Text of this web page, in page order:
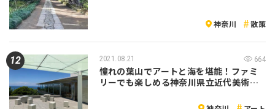
神奈川 散策
2021.08.21 664
憧れの葉山でアートと海を堪能！ファミ
リーでも楽しめる神奈川県立近代美術…